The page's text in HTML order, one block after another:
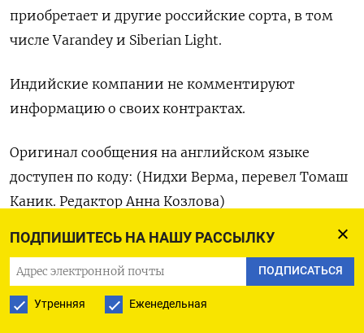
ПОДПИШИТЕСЬ НА НАШУ РАССЫЛКУ
ПОДПИСАТЬСЯ
Утренняя Еженедельная
приобретает и другие российские сорта, в том
числе Varandey и Siberian Light.
Индийские компании не комментируют
информацию о своих контрактах.
Оригинал сообщения на английском языке
доступен по коду: (Нидхи Верма, перевел Томаш
Каник. Редактор Анна Козлова)
ПОДПИСАТЬСЯ НА ТЕЛЕГРАМ